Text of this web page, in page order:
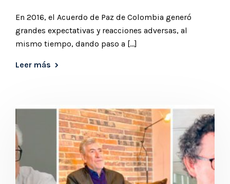
En 2016, el Acuerdo de Paz de Colombia generó
grandes expectativas y reacciones adversas, al
mismo tiempo, dando paso a […]
Leer más